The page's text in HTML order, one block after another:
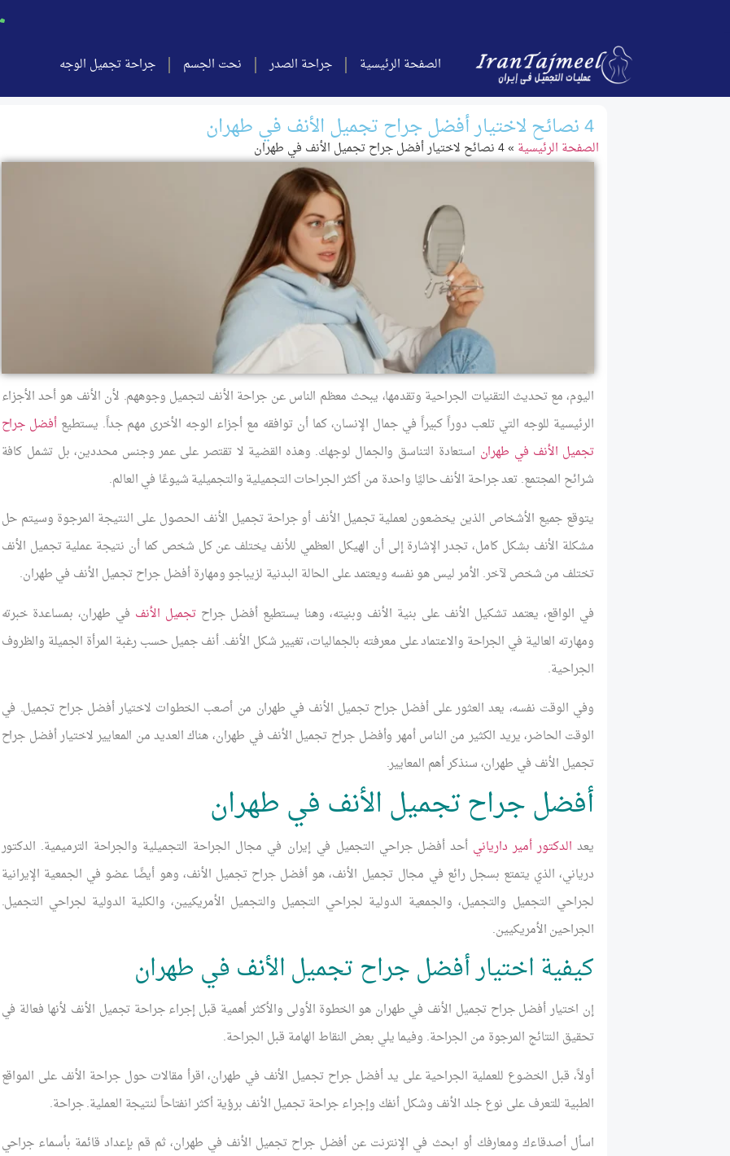
الصفحة الرئیسیة جراحة الصدر نحت الجسم جراحة تجميل الوجه
4 نصائح لاختيار أفضل جراح تجميل الأنف في طهران
الصفحة الرئیسیة »4 نصائح لاختيار أفضل جراح تجميل الأنف في طهران
اليوم، مع تحديث التقنيات الجراحية وتقدمها، يبحث معظم الناس عن جراحة الأنف لتجميل وجوههم. لأن الأنف هو أحد الأجزاء
الرئيسية للوجه التي تلعب دوراً كبيراً في جمال الإنسان، كما أن توافقه مع أجزاء الوجه الأخرى مهم جداً. يستطيعأفضل جراح
تجميل الأنف في طهران استعادة التناسق والجمال لوجهك. وهذه القضية لا تقتصر على عمر وجنس محددين، بل تشمل كافة
شرائح المجتمع. تعد جراحة الأنف حاليًا واحدة من أكثر الجراحات التجميلية والتجميلية شيوعًا في العالم.
يتوقع جميع الأشخاص الذين يخضعون لعملية تجميل الأنف أو جراحة تجميل الأنف الحصول على النتيجة المرجوة وسيتم حل
مشكلة الأنف بشكل كامل، تجدر الإشارة إلى أن الهيكل العظمي للأنف يختلف عن كل شخص كما أن نتيجة عملية تجميل الأنف
تختلف من شخص لآخر. الأمر ليس هو نفسه ويعتمد على الحالة البدنية لزيباجو ومهارة أفضل جراح تجميل الأنف في طهران.
في الواقع، يعتمد تشكيل الأنف على بنية الأنف وبنيته، وهنا يستطيع أفضل جراح تجميل الأنف في طهران، بمساعدة خبرته
ومهارته العالية في الجراحة والاعتماد على معرفته بالجماليات، تغيير شكل الأنف. أنف جميل حسب رغبة المرأة الجميلة والظروف
الجراحية.
وفي الوقت نفسه، يعد العثور على أفضل جراح تجميل الأنف في طهران من أصعب الخطوات لاختيار أفضل جراح تجميل. في
الوقت الحاضر، يريد الكثير من الناس أمهر وأفضل جراح تجميل الأنف في طهران، هناك العديد من المعايير لاختيار أفضل جراح
تجميل الأنف في طهران، سنذكر أهم المعايير.
أفضل جراح تجميل الأنف في طهران
يعد الدكتور أمير دارياني أحد أفضل جراحي التجميل في إيران في مجال الجراحة التجميلية والجراحة الترميمية. الدكتور
درياني، الذي يتمتع بسجل رائع في مجال تجميل الأنف، هو أفضل جراح تجميل الأنف، وهو أيضًا عضو في الجمعية الإيرانية
لجراحي التجميل والتجميل، والجمعية الدولية لجراحي التجميل والتجميل الأمريكيين، والكلية الدولية لجراحي التجميل.
الجراحين الأمريكيين.
كيفية اختيار أفضل جراح تجميل الأنف في طهران
إن اختيار أفضل جراح تجميل الأنف في طهران هو الخطوة الأولى والأكثر أهمية قبل إجراء جراحة تجميل الأنف لأنها فعالة في
تحقيق النتائج المرجوة من الجراحة. وفيما يلي بعض النقاط الهامة قبل الجراحة.
أولاً، قبل الخضوع للعملية الجراحية على يد أفضل جراح تجميل الأنف في طهران، اقرأ مقالات حول جراحة الأنف على المواقع
الطبية للتعرف على نوع جلد الأنف وشكل أنفك وإجراء جراحة تجميل الأنف برؤية أكثر انفتاحاً لنتيجة العملية. جراحة.
اسأل أصدقاءك ومعارفك أو ابحث في الإنترنت عن أفضل جراح تجميل الأنف في طهران، ثم قم بإعداد قائمة بأسماء جراحي